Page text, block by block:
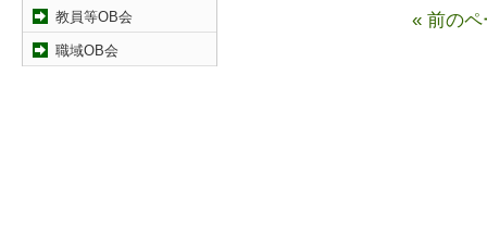
教員等OB会
職域OB会
« 前のペ